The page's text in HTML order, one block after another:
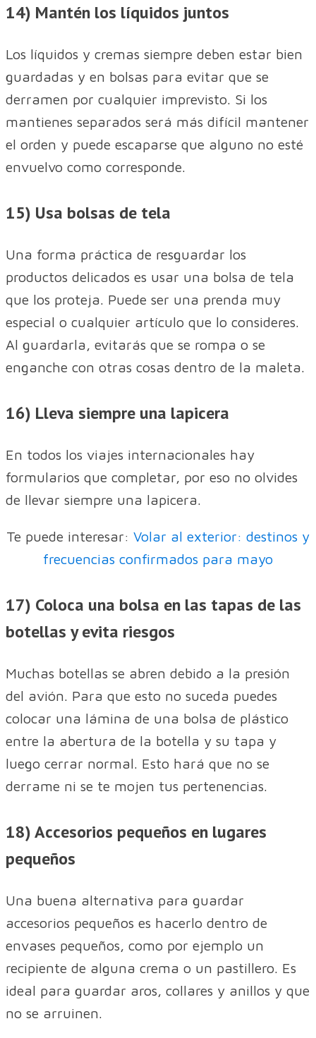
14) Mantén los líquidos juntos
Los líquidos y cremas siempre deben estar bien
guardadas y en bolsas para evitar que se
derramen por cualquier imprevisto. Si los
mantienes separados será más difícil mantener
el orden y puede escaparse que alguno no esté
envuelvo como corresponde.
15) Usa bolsas de tela
Una forma práctica de resguardar los
productos delicados es usar una bolsa de tela
que los proteja. Puede ser una prenda muy
especial o cualquier artículo que lo consideres.
Al guardarla, evitarás que se rompa o se
enganche con otras cosas dentro de la maleta.
16) Lleva siempre una lapicera
En todos los viajes internacionales hay
formularios que completar, por eso no olvides
de llevar siempre una lapicera.
Te puede interesar: Volar al exterior: destinos y
frecuencias confirmados para mayo
17) Coloca una bolsa en las tapas de las
botellas y evita riesgos
Muchas botellas se abren debido a la presión
del avión. Para que esto no suceda puedes
colocar una lámina de una bolsa de plástico
entre la abertura de la botella y su tapa y
luego cerrar normal. Esto hará que no se
derrame ni se te mojen tus pertenencias.
18) Accesorios pequeños en lugares
pequeños
Una buena alternativa para guardar
accesorios pequeños es hacerlo dentro de
envases pequeños, como por ejemplo un
recipiente de alguna crema o un pastillero. Es
ideal para guardar aros, collares y anillos y que
no se arruinen.